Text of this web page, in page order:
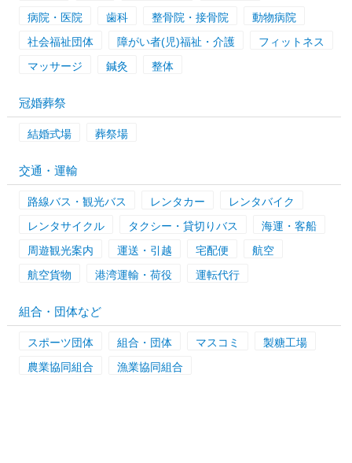
病院・医院
歯科 整骨院・接骨院
動物病院
社会福祉団体
障がい者(児)福祉・介護
フィットネス
マッサージ
鍼灸 整体
冠婚葬祭
結婚式場 葬祭場
交通・運輸
路線バス・観光バス レンタカー
レンタバイク
レンタサイクル
タクシー・貸切りバス
海運・客船
周遊観光案内
運送・引越 宅配便
航空
航空貨物
港湾運輸・荷役 運転代行
組合・団体など
スポーツ団体 組合・団体 マスコミ
製糖工場
農業協同組合
漁業協同組合